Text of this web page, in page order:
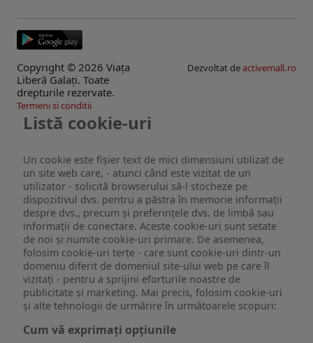
Copyright © 2026 Viaţa
Liberă Galaţi. Toate
drepturile rezervate.
Dezvoltat deactivemall.ro
Termeni si conditii
Listă cookie-uri
Un cookie este fişier text de mici dimensiuni utilizat de
un site web care, - atunci când este vizitat de un
utilizator - solicită browserului să-l stocheze pe
dispozitivul dvs. pentru a păstra în memorie informații
despre dvs., precum și preferințele dvs. de limbă sau
informații de conectare. Aceste cookie-uri sunt setate
de noi și numite cookie-uri primare. De asemenea,
folosim cookie-uri terțe - care sunt cookie-uri dintr-un
domeniu diferit de domeniul site-ului web pe care îl
vizitați - pentru a sprijini eforturile noastre de
publicitate și marketing. Mai precis, folosim cookie-uri
și alte tehnologii de urmărire în următoarele scopuri:
Cum vă exprimați opțiunile